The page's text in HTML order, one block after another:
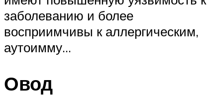
заболеванию и более
восприимчивы к аллергическим,
аутоимму…
Овод